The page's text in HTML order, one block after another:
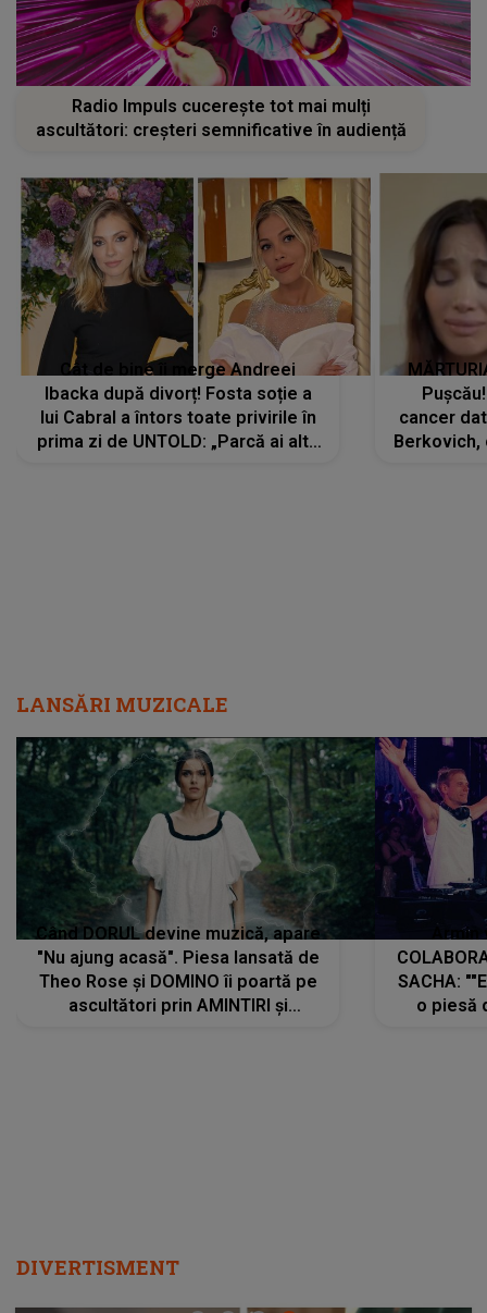
Radio Impuls cucerește tot mai mulți
ascultători: creșteri semnificative în audiență
Cât de bine îi merge Andreei
Ibacka după divorț! Fosta soție a
lui Cabral a întors toate privirile în
prima zi de UNTOLD: „Parcă ai altă
cancer
LANSĂRI MUZICALE
Când DORUL devine muzică, apare
"Nu ajung acasă". Piesa lansată de
Theo Rose și DOMINO îi poartă pe
ascultători prin AMINTIRI și
SACHA:
o piesă
DIVERTISMENT